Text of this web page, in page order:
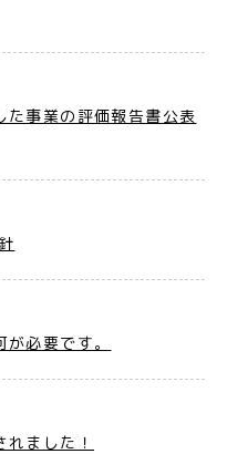
た事業の評価報告書公表
必要です。
れました！